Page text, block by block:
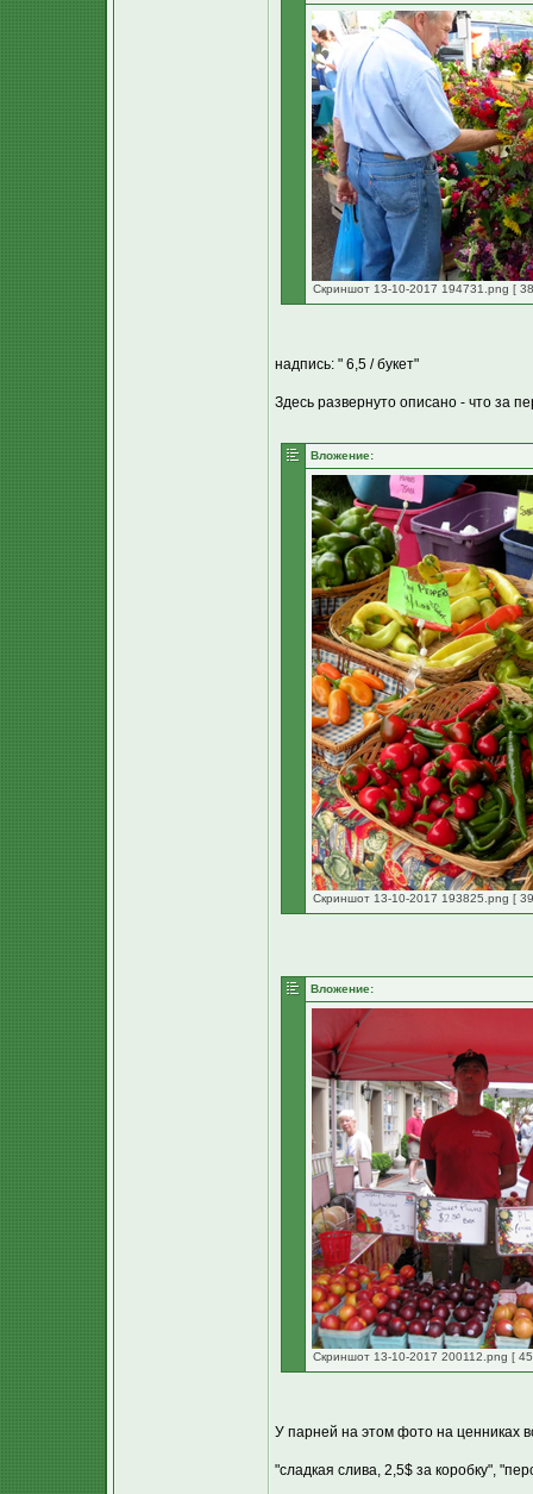
Скриншот 13-10-2017 194731.png [
надпись: " 6,5 / букет"
Здесь развернуто описано - что за
Вложение:
Скриншот 13-10-2017 193825.png [
Вложение:
Скриншот 13-10-2017 200112.png [
У парней на этом фото на ценниках
"сладкая слива, 2,5$ за коробку",